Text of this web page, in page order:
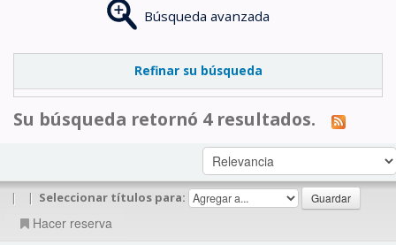
Búsqueda avanzada
Refinar su búsqueda
Su búsqueda retornó 4 resultados.
| | Seleccionar títulos para:
Hacer reserva